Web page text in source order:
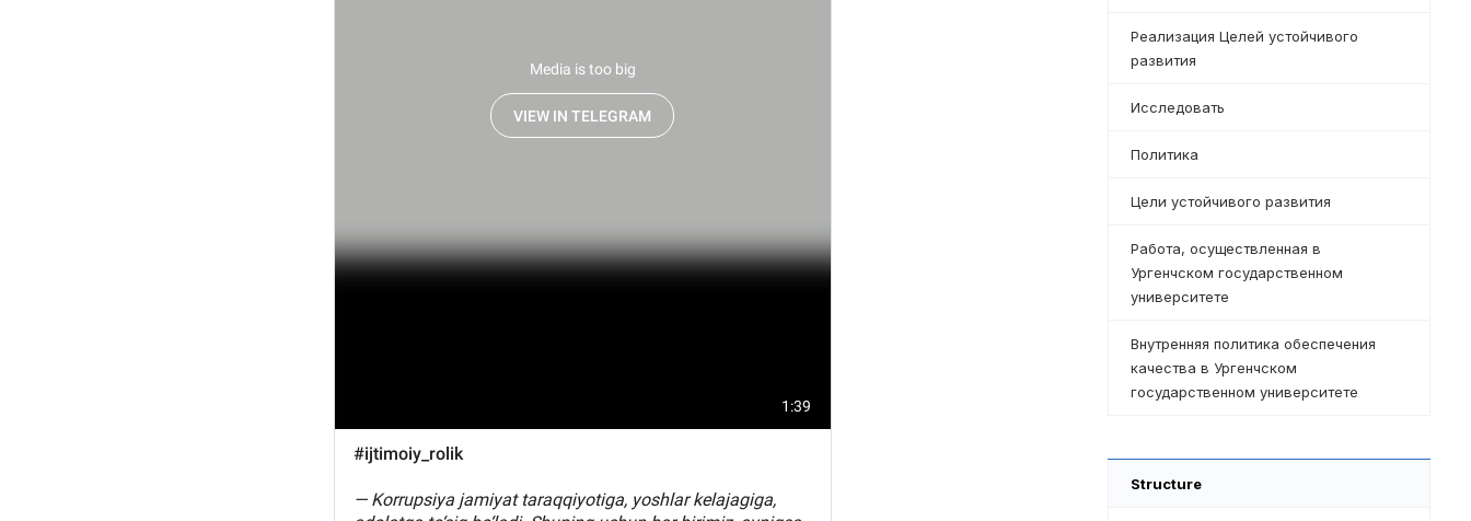
Реализация Целей устойчивого
развития
Исследовать
Политика
Цели устойчивого развития
Работа, осуществленная в
Ургенчском государственном
университете
Внутренняя политика обеспечения
качества в Ургенчском
государственном университете
Structure